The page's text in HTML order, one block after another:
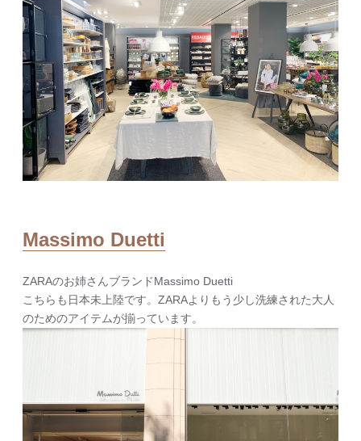
Massimo Duetti
ZARAのお姉さんブランドMassimo Duetti
こちらも日本未上陸です。ZARAよりもう少し洗練された大人
のためのアイテムが揃っています。